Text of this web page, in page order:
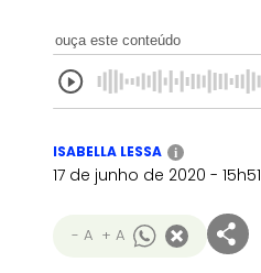
ouça este conteúdo
ISABELLA LESSA i
17 de junho de 2020 - 15h51
- A + A